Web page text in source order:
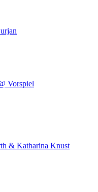
Vorspiel
& Katharina Knust